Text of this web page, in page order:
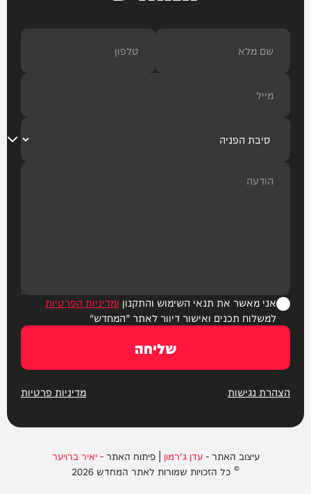
אני מאשר את תנאי השימוש והתקנון ומדיניות הפרטיות
למשלוח תכנים ואישור דיוור לאתר "המחדש"
שליחה
הצהרת נגישות מדיניות פרטיות
עיצוב האתר -עדן ג'רמון | פיתוח האתר -יאיר ברויער
© כל הזכויות שמורות לאתר המחדש 2026